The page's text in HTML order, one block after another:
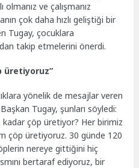
ve çalışmanız
çok daha hızlı geliştiği bir
Tugay, çocuklara
takip etmelerini önerdi.
üretiyoruz”
yönelik de mesajlar veren
Tugay, şunları söyledi:
çöp üretiyor? Her birimiz
çöp üretiyoruz. 30 günde 120
nereye gittiğini hiç
bertaraf ediyoruz, bir